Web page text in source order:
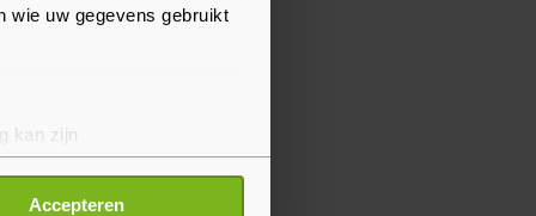
wie uw gegevens gebruikt
kan zijn
detailgedeelte
Accepteren